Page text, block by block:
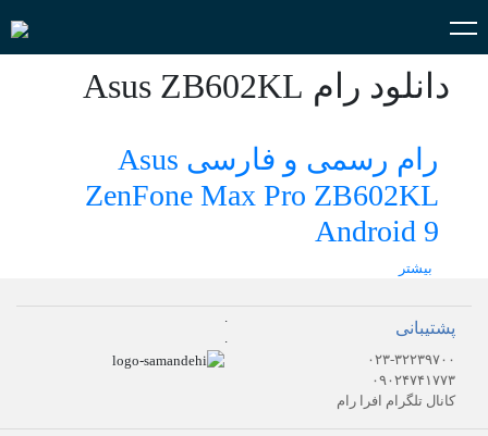
دانلود رام Asus ZB602KL
رام رسمی و فارسی Asus
ZenFone Max Pro ZB602KL
Android 9
بیشتر
پشتیبانی
۰۲۳-۳۲۲۳۹۷۰۰
۰۹۰۲۴۷۴۱۷۷۳
کانال تلگرام افرا رام
.
.